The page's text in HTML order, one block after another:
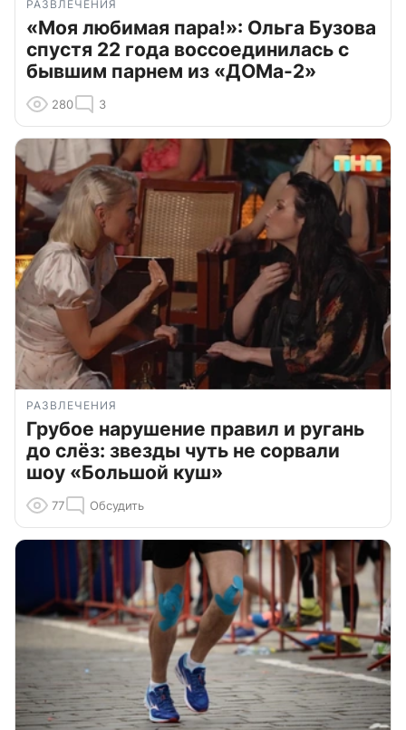
РАЗВЛЕЧЕНИЯ
«Моя любимая пара!»: Ольга Бузова
спустя 22 года воссоединилась с
бывшим парнем из «ДОМа-2»
280 3
РАЗВЛЕЧЕНИЯ
Грубое нарушение правил и ругань
до слёз: звезды чуть не сорвали
шоу «Большой куш»
77 Обсудить